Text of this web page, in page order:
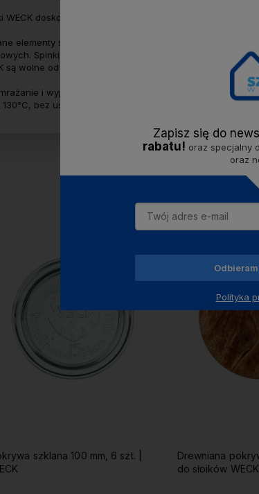
WECK doskonale nadaje się do przygotowywania
elementy słoików sygnowane logiem firmy WECK
Spinki WECK, służące w procesie konserwacji
są wolne od fenoli i wykonane są z naturalnego
i wyparzanie. Można pogrzewać w
bez uszczelki do 150°C.
szklana 100 mm, 6 szt. |
Do ulubionych
Drewniana
do słoików
Zapisz się do
rabatu! oraz specjalny
oraz
Polityka